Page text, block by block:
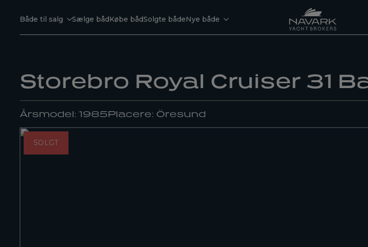
Både til salg Sælge bådKøbe bådSolgte bådeNye både
Storebro Royal Cruiser 31
Årsmodel: 1985Placere: Öresund
SOLGT